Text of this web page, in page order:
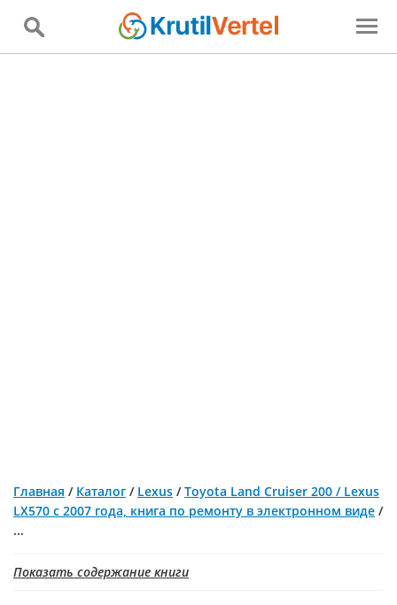
Главная / Каталог / Lexus /Toyota Land Cruiser 200 / Lexus
LX570 с 2007 года, книга по ремонту в электронном виде /
...
Показать содержание книги